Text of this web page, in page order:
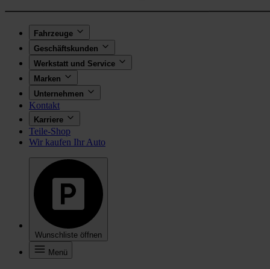
Fahrzeuge
Geschäftskunden
Werkstatt und Service
Marken
Unternehmen
Kontakt
Karriere
Teile-Shop
Wir kaufen Ihr Auto
Wunschliste öffnen
Menü